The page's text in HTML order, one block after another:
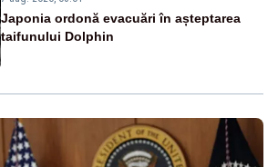
Japonia ordonă evacuări în așteptarea
taifunului Dolphin